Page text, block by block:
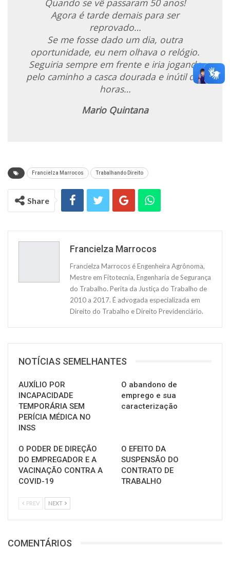
Quando se vê passaram 50 anos!
Agora é tarde demais para ser
reprovado…
Se me fosse dado um dia, outra
oportunidade, eu nem olhava o relógio.
Seguiria sempre em frente e iria jogando
pelo caminho a casca dourada e inútil das
horas…
Mario Quintana
Francielza Marrocos Trabalhando Direito
Share
Francielza Marrocos
Francielza Marrocos é Engenheira Agrônoma,
Mestre em Fitotecnia, Engenharia de Segurança
do Trabalho. Perita da Justiça do Trabalho de
2010 a 2017. É advogada especializada em
Direito do Trabalho e Direito Previdenciário.
NOTÍCIAS SEMELHANTES
AUXÍLIO POR
INCAPACIDADE
TEMPORÁRIA SEM
PERÍCIA MÉDICA NO
INSS
O abandono de
emprego e sua
caracterização
O PODER DE DIREÇÃO
DO EMPREGADOR E A
VACINAÇÃO CONTRA A
COVID-19
O EFEITO DA
SUSPENSÃO DO
CONTRATO DE
TRABALHO
PREV NEXT
COMENTÁRIOS